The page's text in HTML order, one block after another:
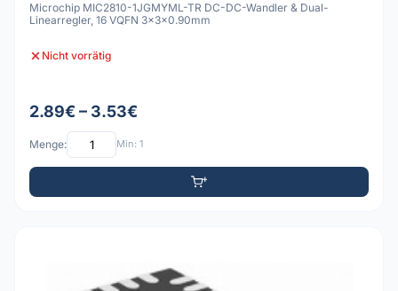
Microchip MIC2810-1JGMYML-TR DC-DC-Wandler & Dual-
Linearregler, 16 VQFN 3x3x0.90mm
Nicht vorrätig
2.89€ – 3.53€
Menge: Min: 1